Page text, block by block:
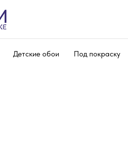
Детские обои Под покраску